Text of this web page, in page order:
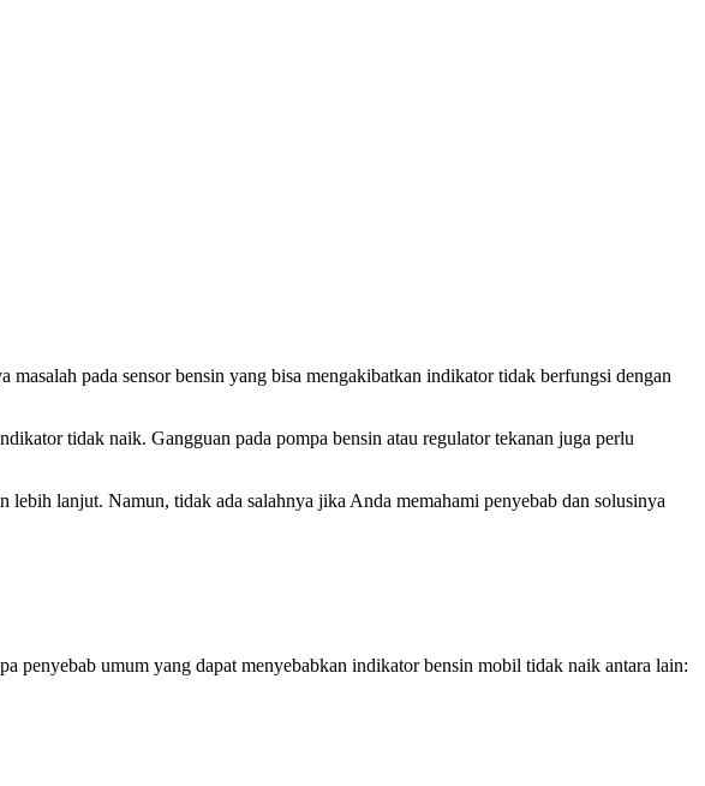
pada sensor bensin yang bisa mengakibatkan indikator tidak berfungsi dengan
tidak naik. Gangguan pada pompa bensin atau regulator tekanan juga perlu
lanjut. Namun, tidak ada salahnya jika Anda memahami penyebab dan solusinya
penyebab umum yang dapat menyebabkan indikator bensin mobil tidak naik antara lain: